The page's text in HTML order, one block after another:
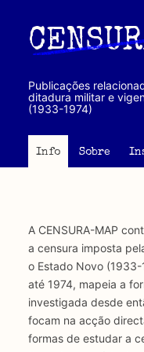
principalPublicações
ditadura militar e
(1933-1974)
Info Sobre
A CENSURA-MAP
a censura imposta
o Estado Novo
até 1974, mapeia a
investigada desde
focam na acção
formas de estudar a